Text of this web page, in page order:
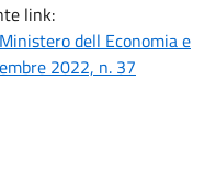
link:
dell Economia e
2022, n. 37